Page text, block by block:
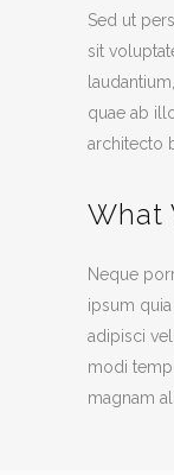
Sed ut
sit
quae ab
architecto
What
Neque
ipsum
adipisci
modi
magnam